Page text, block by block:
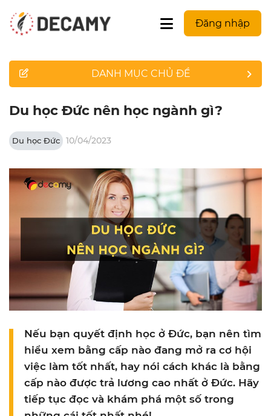
Đăng nhập
DANH MỤC CHỦ ĐỀ
Du học Đức nên học ngành gì?
Du học Đức 10/04/2023
Nếu bạn quyết định học ở Đức, bạn nên tìm
hiểu xem bằng cấp nào đang mở ra cơ hội
việc làm tốt nhất, hay nói cách khác là bằng
cấp nào được trả lương cao nhất ở Đức. Hãy
tiếp tục đọc và khám phá một số trong